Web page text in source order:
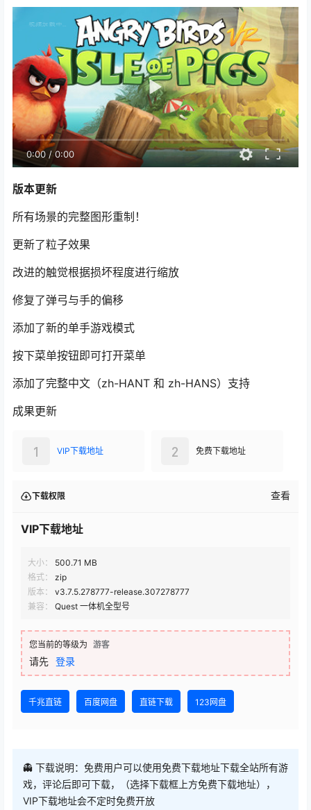
0:00 /0:00
版本更新
所有场景的完整图形重制！
更新了粒子效果
改进的触觉根据损坏程度进行缩放
修复了弹弓与手的偏移
添加了新的单手游戏模式
按下菜单按钮即可打开菜单
添加了完整中文（zh-HANT 和 zh-HANS）支持
成果更新
VIP下载地址
1 免费下载地址
2
下载权限 查看
VIP下载地址
大小：
500.71 MB
格式：
zip
版本：
v3.7.5.278777-release.307278777
兼容：
Quest 一体机全型号
您当前的等级为 游客
请先 登录
千兆直链 百度网盘 直链下载 123网盘
👻 下载说明：免费用户可以使用免费下载地址下载全站所有游
戏，评论后即可下载，（选择下载框上方免费下载地址），
VIP下载地址会不定时免费开放